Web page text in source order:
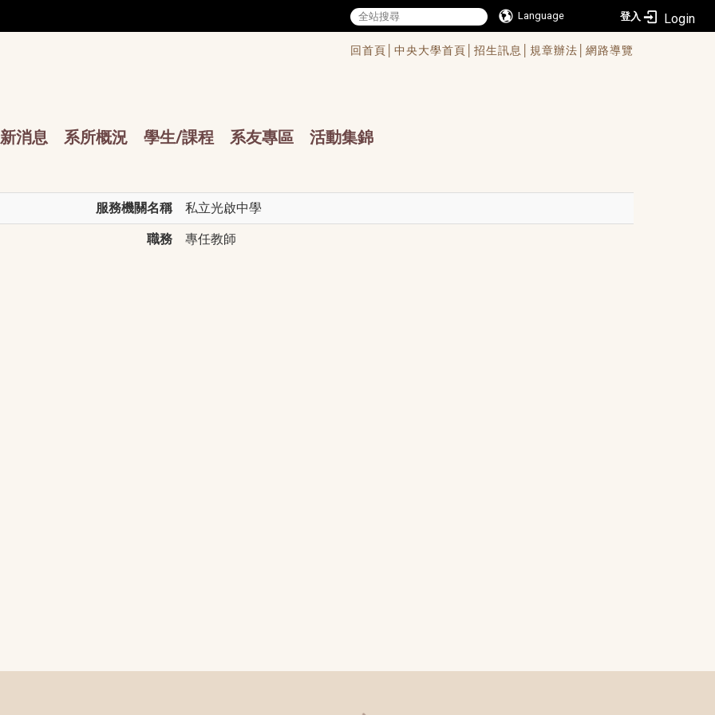
Language 登入
回首頁│ 中央大學首頁│ 招生訊息│ 規章辦法│ 網路導覽
消息 系所概況 學生/課程 系友專區 活動集錦
服務機關名稱 私立光啟中學
職務 專任教師